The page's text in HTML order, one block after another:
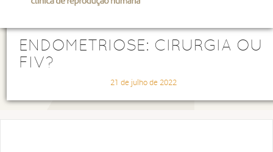
ENDOMETRIOSE: CIRURGIA OU
FIV?
21 de julho de 2022